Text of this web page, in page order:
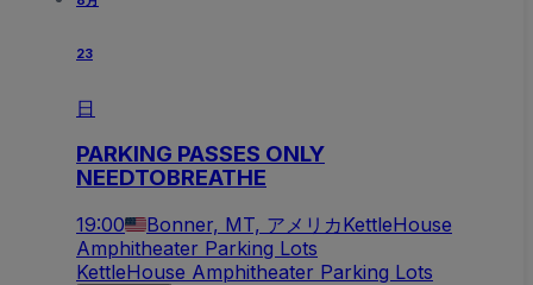
23
日
PARKING PASSES ONLY
NEEDTOBREATHE
19:00 Bonner, MT, アメリカKettleHouse
Amphitheater Parking Lots
KettleHouse Amphitheater Parking Lots